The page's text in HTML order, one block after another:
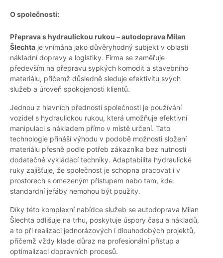
O společnosti:
Přeprava s hydraulickou rukou – autodoprava Milan
Šlechta je vnímána jako důvěryhodný subjekt v oblasti
nákladní dopravy a logistiky. Firma se zaměřuje
především na přepravu sypkých komodit a stavebního
materiálu, přičemž důsledně sleduje efektivitu svých
služeb a úroveň spokojenosti klientů.
Jednou z hlavních předností společnosti je používání
vozidel s hydraulickou rukou, která umožňuje efektivní
manipulaci s nákladem přímo v místě určení. Tato
technologie přináší výhodu v podobě možnosti složení
materiálu přesně podle potřeb zákazníka bez nutnosti
dodatečné vykládací techniky. Adaptabilita hydraulické
ruky zajišťuje, že společnost je schopna pracovat i v
prostorech s omezeným přístupem nebo tam, kde
standardní jeřáby nemohou být použity.
Díky této komplexní nabídce služeb se autodoprava Milan
Šlechta odlišuje na trhu, poskytuje úspory času a nákladů,
a to při realizaci jednorázových i dlouhodobých projektů,
přičemž vždy klade důraz na profesionální přístup a
optimalizaci dopravních procesů.